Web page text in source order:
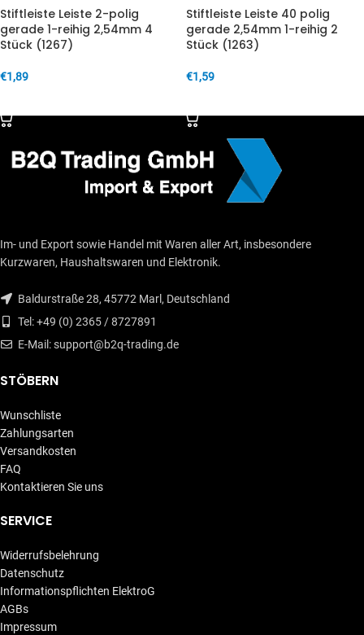
Stiftleiste Leiste 2-polig
gerade 1-reihig 2,54mm 4
Stück (1267)
€1,89
Stiftleiste Leiste 40 polig
gerade 2,54mm 1-reihig 2
Stück (1263)
€1,59
Im- und Export sowie Handel mit Waren aller Art, insbesondere
Kurzwaren, Haushaltswaren und Elektronik.
Baldurstraße 28, 45772 Marl, Deutschland
Tel: +49 (0) 2365 / 8727891
E-Mail: support@b2q-trading.de
STÖBERN
Wunschliste
Zahlungsarten
Versandkosten
FAQ
Kontaktieren Sie uns
SERVICE
Widerrufsbelehrung
Datenschutz
Informationspflichten ElektroG
AGBs
Impressum